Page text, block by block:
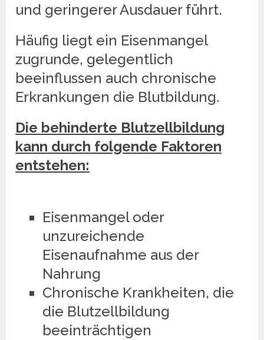
und geringerer Ausdauer führt.
Häufig liegt ein Eisenmangel
zugrunde, gelegentlich
beeinflussen auch chronische
Erkrankungen die Blutbildung.
Die behinderte Blutzellbildung
kann durch folgende Faktoren
entstehen:
Eisenmangel oder
unzureichende
Eisenaufnahme aus der
Nahrung
Chronische Krankheiten, die
die Blutzellbildung
beeinträchtigen